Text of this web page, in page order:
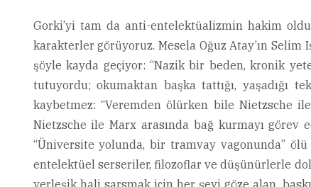
Gorki’yi tam da anti-entelektüalizmin hakim
karakterler görüyoruz. Mesela Oğuz Atay’ın
şöyle kayda geçiyor: “Nazik bir beden, kronik
tutuyordu; okumaktan başka tattığı, yaşadığı
kaybetmez: “Veremden ölürken bile Nietzsche
Nietzsche ile Marx arasında bağ kurmayı
“Üniversite yolunda, bir tramvay vagonunda”
entelektüel serseriler, filozoflar ve düşünürlerle